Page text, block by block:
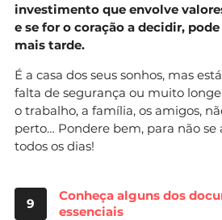
investimento que envolve
e se for o coração a decidir,
mais tarde.
É a casa dos seus sonhos, mas
falta de segurança ou muito
o trabalho, a família, os amigos,
perto… Pondere bem, para não
todos os dias!
9
Conheça alguns dos
essenciais